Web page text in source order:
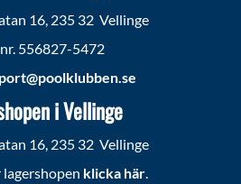
16, 235 32 Vellinge
556827-5472
i Vellinge
16, 235 32 Vellinge
klicka här.